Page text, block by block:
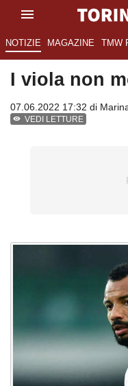
NOTIZIE MAGAZINE TMW
I viola non
07.06.2022 17:32 di
VEDI LETTURE